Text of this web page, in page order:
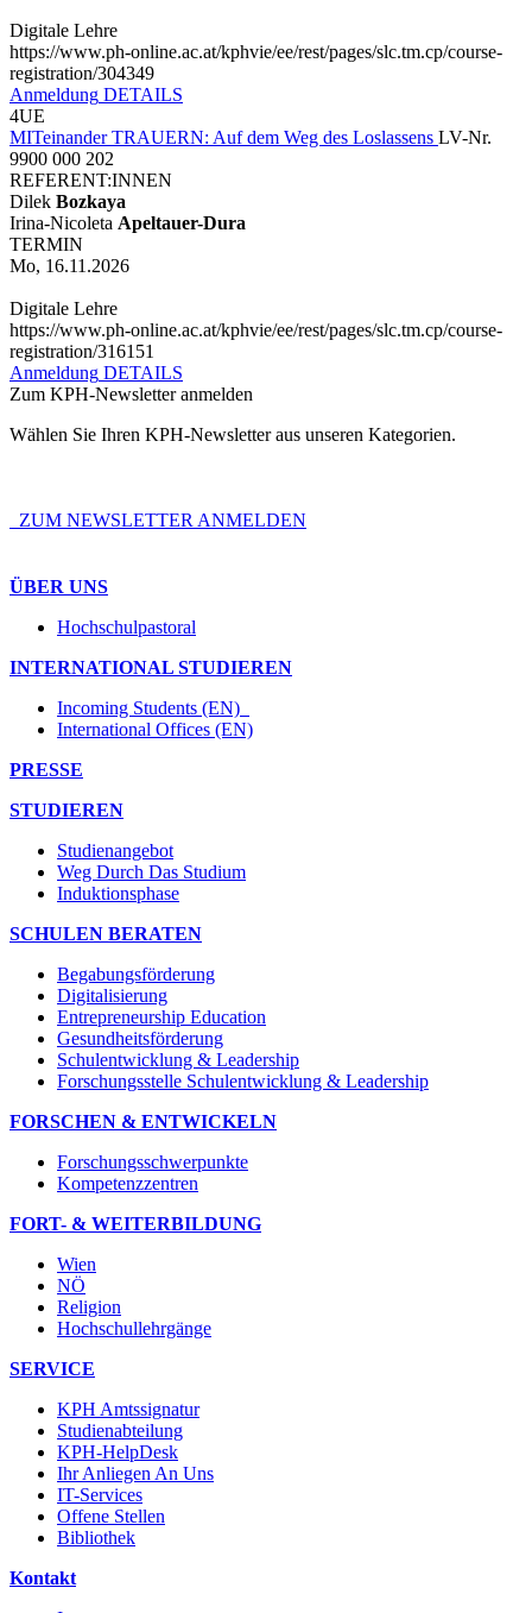
Digitale Lehre
https://www.ph-online.ac.at/kphvie/ee/rest/pages/slc.tm.cp/course-
registration/304349
Anmeldung DETAILS
4UE
MITeinander TRAUERN: Auf dem Weg des Loslassens LV-Nr.
9900 000 202
REFERENT:INNEN
Dilek Bozkaya
Irina-Nicoleta Apeltauer-Dura
TERMIN
Mo, 16.11.2026
Digitale Lehre
https://www.ph-online.ac.at/kphvie/ee/rest/pages/slc.tm.cp/course-
registration/316151
Anmeldung DETAILS
Zum KPH-Newsletter anmelden
Wählen Sie Ihren KPH-Newsletter aus unseren Kategorien.
ZUM NEWSLETTER ANMELDEN
ÜBER UNS
Hochschulpastoral
INTERNATIONAL STUDIEREN
Incoming Students (EN)
International Offices (EN)
PRESSE
STUDIEREN
Studienangebot
Weg Durch Das Studium
Induktionsphase
SCHULEN BERATEN
Begabungsförderung
Digitalisierung
Entrepreneurship Education
Gesundheitsförderung
Schulentwicklung & Leadership
Forschungsstelle Schulentwicklung & Leadership
FORSCHEN & ENTWICKELN
Forschungsschwerpunkte
Kompetenzzentren
FORT- & WEITERBILDUNG
Wien
NÖ
Religion
Hochschullehrgänge
SERVICE
KPH Amtssignatur
Studienabteilung
KPH-HelpDesk
Ihr Anliegen An Uns
IT-Services
Offene Stellen
Bibliothek
Kontakt